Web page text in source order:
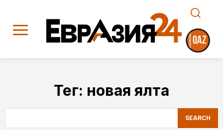
Тег: новая ялта
SEARCH